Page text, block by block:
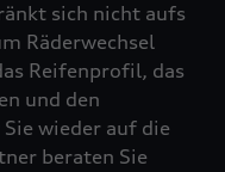
sich nicht aufs
Räderwechsel
Reifenprofil, das
und den
wieder auf die
beraten Sie